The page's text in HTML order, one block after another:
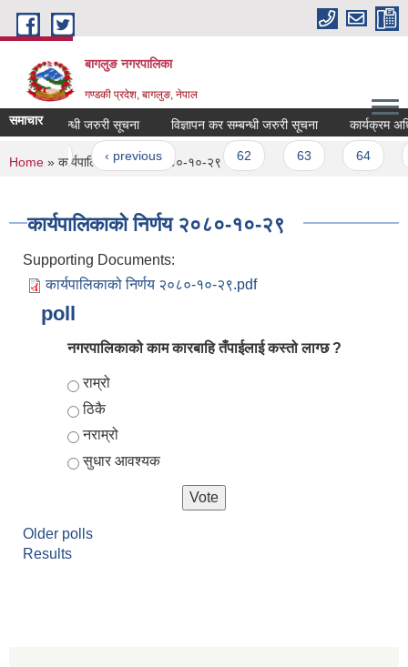
Skip to main content
बागलुङ नगरपालिका
गण्डकी प्रदेश, बागलुङ, नेपाल
समाचार
कर सम्बन्धी जरुरी सूचना विज्ञापन कर सम्बन्धी जरुरी सूचना कार्यक्रम
« first ‹ previous
You are here
Home » कार्यपालिकाको निर्णय २०८०-१०-२९
कार्यपालिकाको निर्णय २०८०-१०-२९
Supporting Documents:
कार्यपालिकाको निर्णय २०८०-१०-२९.pdf
poll
नगरपालिकाको काम कारबाहि तँपाईलाई कस्तो लाग्छ ?
Choices
राम्रो
ठिकै
नराम्रो
सुधार आवश्यक
Older polls
Results